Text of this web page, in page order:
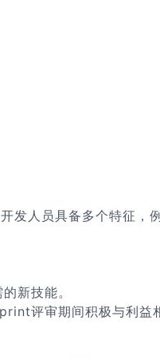
人员具备多个特征，
新技能。
评审期间积极与利益